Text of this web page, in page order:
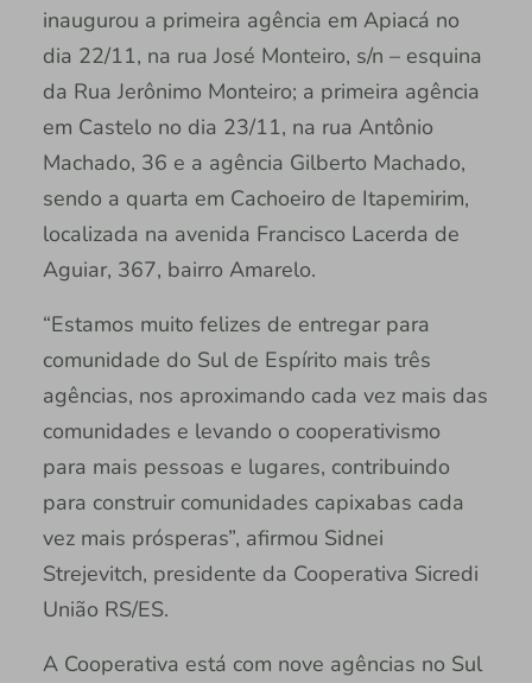
inaugurou a primeira agência em Apiacá no
dia 22/11, na rua José Monteiro, s/n – esquina
da Rua Jerônimo Monteiro; a primeira agência
em Castelo no dia 23/11, na rua Antônio
Machado, 36 e a agência Gilberto Machado,
sendo a quarta em Cachoeiro de Itapemirim,
localizada na avenida Francisco Lacerda de
Aguiar, 367, bairro Amarelo.
“Estamos muito felizes de entregar para
comunidade do Sul de Espírito mais três
agências, nos aproximando cada vez mais das
comunidades e levando o cooperativismo
para mais pessoas e lugares, contribuindo
para construir comunidades capixabas cada
vez mais prósperas”, afirmou Sidnei
Strejevitch, presidente da Cooperativa Sicredi
União RS/ES.
A Cooperativa está com nove agências no Sul